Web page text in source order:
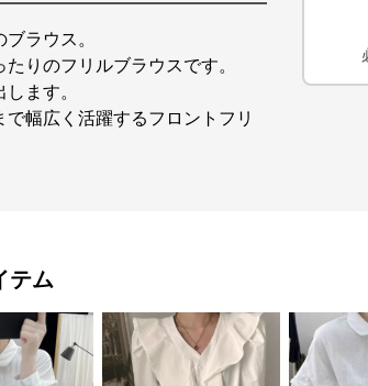
ラウス。
りのフリルブラウスです。
ます。
幅広く活躍するフロントフリ
テム